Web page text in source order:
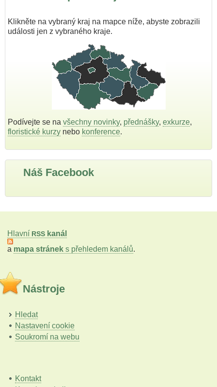
Klikněte na vybraný kraj na mapce níže, abyste zobrazili
události jen z vybraného kraje.
Podívejte se na všechny novinky, přednášky, exkurze,
floristické kurzy nebo konference.
Náš Facebook
Hlavní RSS kanál
a mapa stránek s přehledem kanálů.
Nástroje
Hledat
Nastavení cookie
Soukromí na webu
Kontakt